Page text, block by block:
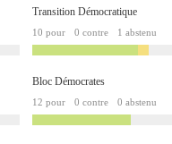
Transition Démocratique
10 pour 0 contre 1 abstenu
Bloc Démocrates
12 pour 0 contre 0 abstenu